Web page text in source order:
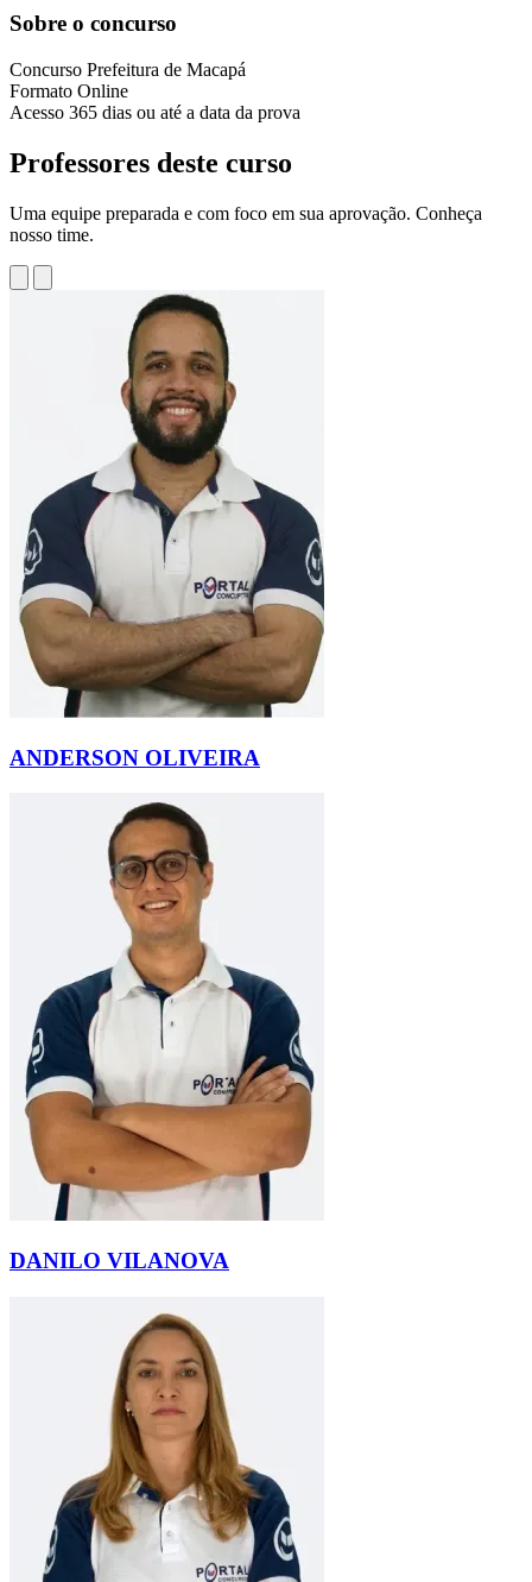
Sobre o concurso
Concurso Prefeitura de Macapá
Formato Online
Acesso 365 dias ou até a data da prova
Professores deste curso
Uma equipe preparada e com foco em sua aprovação. Conheça
nosso time.
ANDERSON OLIVEIRA
DANILO VILANOVA